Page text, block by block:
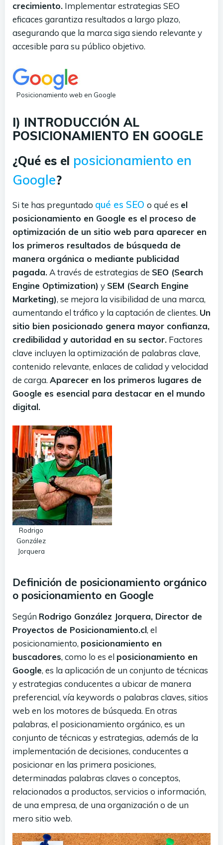
crecimiento. Implementar estrategias SEO
eficaces garantiza resultados a largo plazo,
asegurando que la marca siga siendo relevante y
accesible para su público objetivo.
Posicionamiento web en Google
I) INTRODUCCIÓN AL
POSICIONAMIENTO EN GOOGLE
¿Qué es el posicionamiento en
Google?
Si te has preguntado qué es SEO o qué es el
posicionamiento en Google es el proceso de
optimización de un sitio web para aparecer en
los primeros resultados de búsqueda de
manera orgánica o mediante publicidad
pagada. A través de estrategias de SEO (Search
Engine Optimization) y SEM (Search Engine
Marketing), se mejora la visibilidad de una marca,
aumentando el tráfico y la captación de clientes. Un
sitio bien posicionado genera mayor confianza,
credibilidad y autoridad en su sector. Factores
clave incluyen la optimización de palabras clave,
contenido relevante, enlaces de calidad y velocidad
de carga. Aparecer en los primeros lugares de
Google es esencial para destacar en el mundo
digital.
Rodrigo
González
Jorquera
Definición de posicionamiento orgánico
o posicionamiento en Google
Según Rodrigo González Jorquera, Director de
Proyectos de Posicionamiento.cl, el
posicionamiento, posicionamiento en
buscadores, como lo es el posicionamiento en
Google, es la aplicación de un conjunto de técnicas
y estrategias conducentes a ubicar de manera
preferencial, vía keywords o palabras claves, sitios
web en los motores de búsqueda. En otras
palabras, el posicionamiento orgánico, es un
conjunto de técnicas y estrategias, además de la
implementación de decisiones, conducentes a
posicionar en las primera posiciones,
determinadas palabras claves o conceptos,
relacionados a productos, servicios o información,
de una empresa, de una organización o de un
mero sitio web.